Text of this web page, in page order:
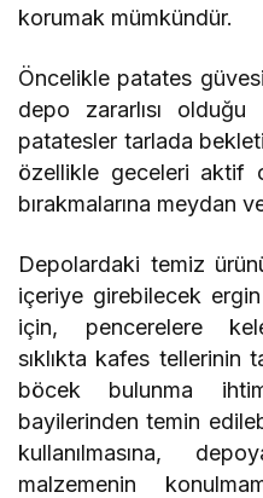
korumak mümkündür.
Öncelikle patates
depo zararlısı
patatesler tarlada
özellikle geceleri aktif
bırakmalarına meydan
Depolardaki temiz
içeriye girebilecek
için, pencerelere
sıklıkta kafes tellerinin
böcek bulunma
bayilerinden temin
kullanılmasına,
malzemenin